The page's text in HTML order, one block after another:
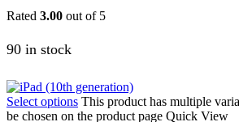
Rated 3.00 out of 5
90 in stock
Select options This product has multiple
be chosen on the product page Quick View